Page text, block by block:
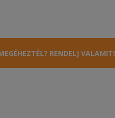
RENDELJ VALAMIT!